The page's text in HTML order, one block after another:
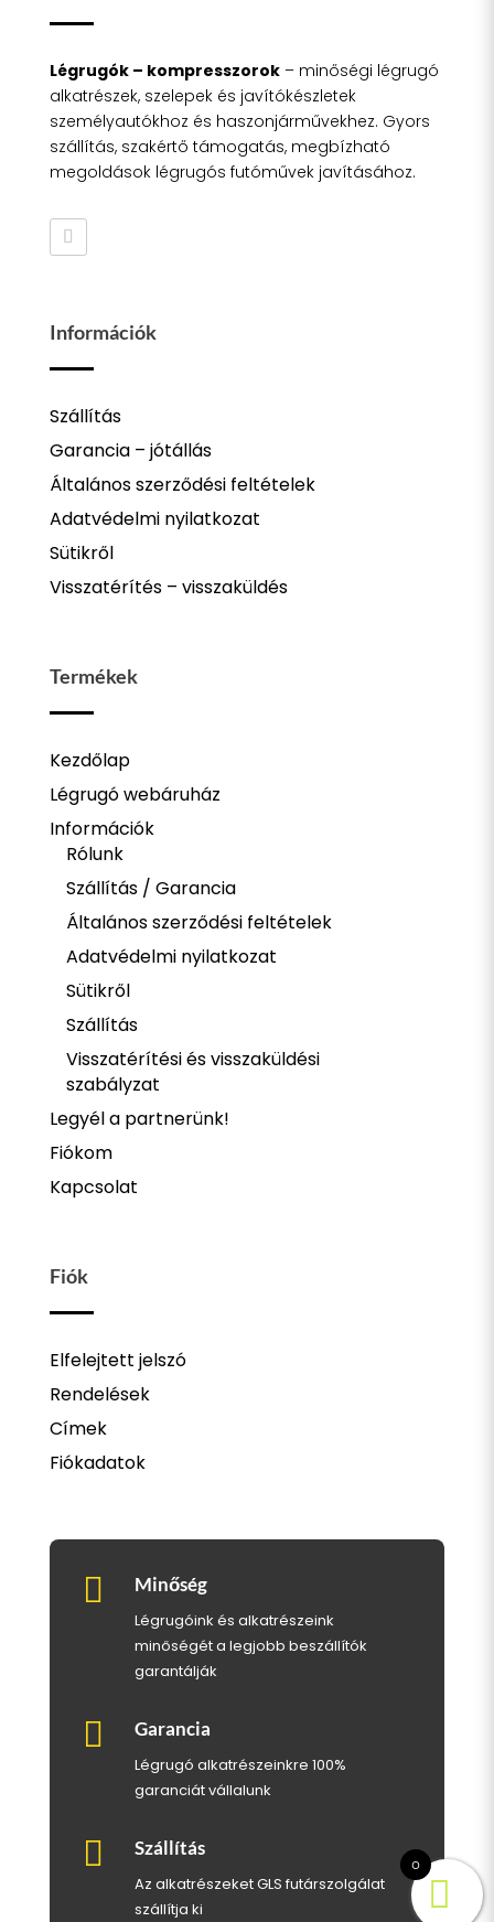
Légrugók – kompresszorok– minőségi légrugó
alkatrészek, szelepek és javítókészletek
személyautókhoz és haszonjárművekhez. Gyors
szállítás, szakértő támogatás, megbízható
megoldások légrugós futóművek javításához.
Információk
Szállítás
Garancia – jótállás
Általános szerződési feltételek
Adatvédelmi nyilatkozat
Sütikről
Visszatérítés – visszaküldés
Termékek
Kezdőlap
Légrugó webáruház
Információk
Rólunk
Szállítás / Garancia
Általános szerződési feltételek
Adatvédelmi nyilatkozat
Sütikről
Szállítás
Visszatérítési és visszaküldési
szabályzat
Legyél a partnerünk!
Fiókom
Kapcsolat
Fiók
Elfelejtett jelszó
Rendelések
Címek
Fiókadatok
 Minőség
Légrugóink és alkatrészeink
minőségét a legjobb beszállítók
garantálják
 Garancia
Légrugó alkatrészeinkre 100%
garanciát vállalunk
 Szállítás
Az alkatrészeket GLS futárszolgálat
szállítja ki
0